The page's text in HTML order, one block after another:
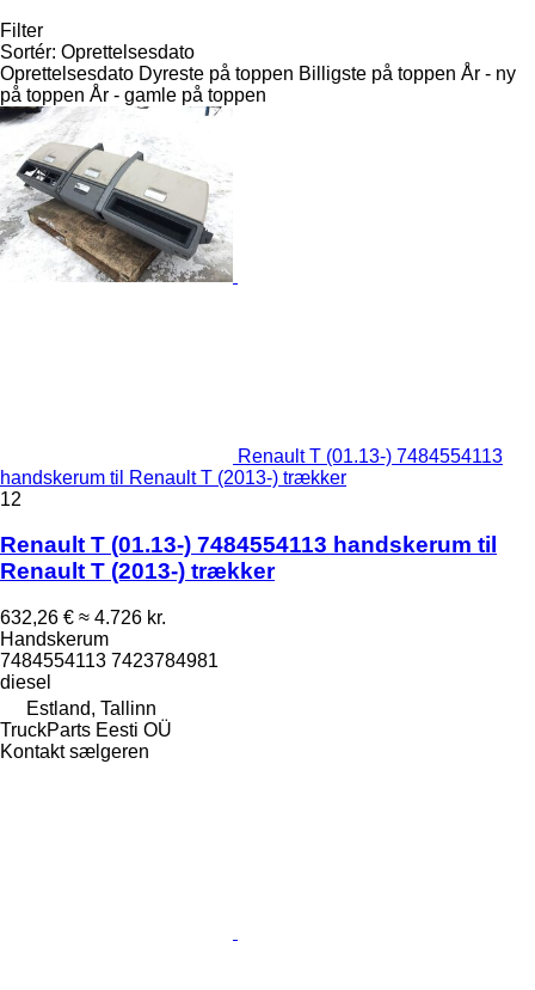
Filter
Sortér: Oprettelsesdato
Oprettelsesdato Dyreste på toppen Billigste på toppen År - ny
på toppen År - gamle på toppen
Renault T (01.13-) 7484554113
handskerum til Renault T (2013-) trækker
12
Renault T (01.13-) 7484554113 handskerum til
Renault T (2013-) trækker
632,26 € ≈ 4.726 kr.
Handskerum
7484554113 7423784981
diesel
Estland, Tallinn
TruckParts Eesti OÜ
Kontakt sælgeren